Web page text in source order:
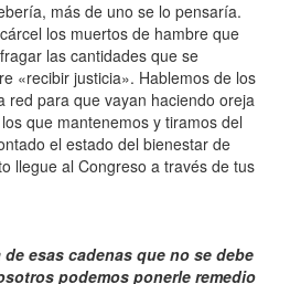
más de uno se lo pensaría.
los muertos de hambre que
las cantidades que se
«recibir justicia». Hablemos de los
red para que vayan haciendo oreja
que mantenemos y tiramos del
el estado del bienestar de
llegue al Congreso a través de tus
esas cadenas que no se debe
podemos ponerle remedio